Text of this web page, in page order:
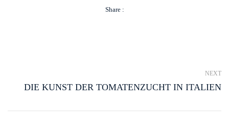
Share :
NEXT
DIE KUNST DER TOMATENZUCHT IN ITALIEN